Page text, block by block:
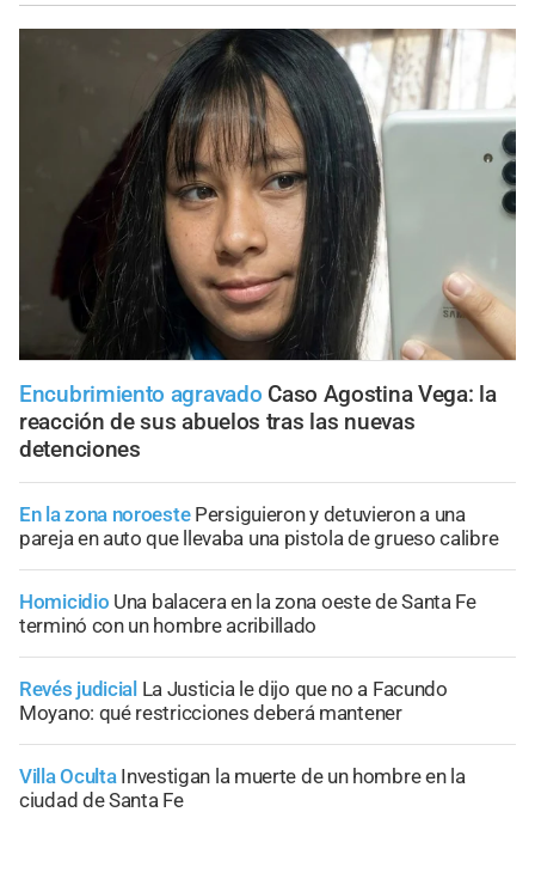
Encubrimiento agravado Caso Agostina Vega: la
reacción de sus abuelos tras las nuevas
detenciones
En la zona noroeste Persiguieron y detuvieron a una
pareja en auto que llevaba una pistola de grueso calibre
Homicidio Una balacera en la zona oeste de Santa Fe
terminó con un hombre acribillado
Revés judicial La Justicia le dijo que no a Facundo
Moyano: qué restricciones deberá mantener
Villa Oculta Investigan la muerte de un hombre en la
ciudad de Santa Fe